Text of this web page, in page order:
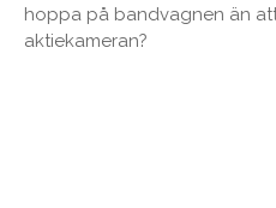
hoppa på bandvagnen än
aktiekameran?